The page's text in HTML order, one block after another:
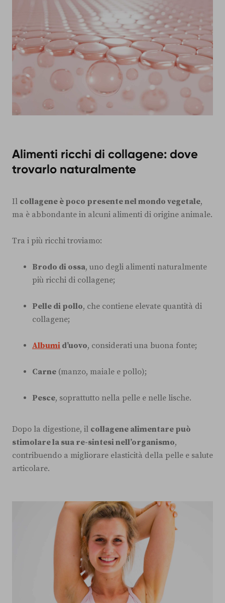
Alimenti ricchi di collagene: dove
trovarlo naturalmente
Il collagene è poco presente nel mondo vegetale,
ma è abbondante in alcuni alimenti di origine animale.
Tra i più ricchi troviamo:
Brodo di ossa, uno degli alimenti naturalmente
più ricchi di collagene;
Pelle di pollo, che contiene elevate quantità di
collagene;
Albumi d’uovo, considerati una buona fonte;
Carne (manzo, maiale e pollo);
Pesce, soprattutto nella pelle e nelle lische.
Dopo la digestione, il collagene alimentare può
stimolare la sua re-sintesi nell’organismo,
contribuendo a migliorare elasticità della pelle e salute
articolare.